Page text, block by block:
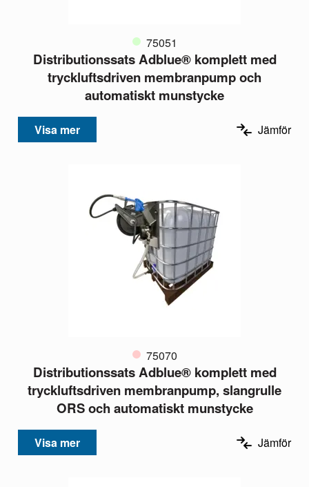
75051
Distributionssats Adblue® komplett med
tryckluftsdriven membranpump och
automatiskt munstycke
Visa mer Jämför
75070
Distributionssats Adblue® komplett med
tryckluftsdriven membranpump, slangrulle
ORS och automatiskt munstycke
Visa mer Jämför